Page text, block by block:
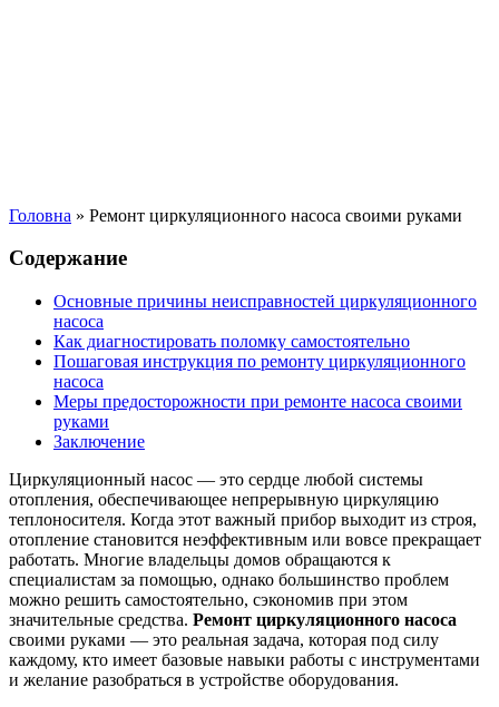
Головна » Ремонт циркуляционного насоса своими руками
Содержание
Основные причины неисправностей циркуляционного
насоса
Как диагностировать поломку самостоятельно
Пошаговая инструкция по ремонту циркуляционного
насоса
Меры предосторожности при ремонте насоса своими
руками
Заключение
Циркуляционный насос — это сердце любой системы
отопления, обеспечивающее непрерывную циркуляцию
теплоносителя. Когда этот важный прибор выходит из строя,
отопление становится неэффективным или вовсе прекращает
работать. Многие владельцы домов обращаются к
специалистам за помощью, однако большинство проблем
можно решить самостоятельно, сэкономив при этом
значительные средства. Ремонт циркуляционного насоса
своими руками — это реальная задача, которая под силу
каждому, кто имеет базовые навыки работы с инструментами
и желание разобраться в устройстве оборудования.